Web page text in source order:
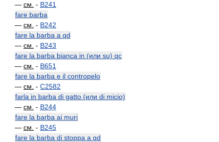
— см. - B241
fare barba
— см. - B242
fare la barba a qd
— см. - B243
fare la barba bianca in (или su) qc
— см. - B651
fare la barba e il contropelo
— см. - C2582
farla in barba di gatto (или di micio)
— см. - B244
fare la barba ai muri
— см. - B245
fare la barba di stoppa a qd